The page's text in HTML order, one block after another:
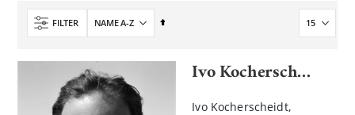
FILTER
In
Reihenfolge
Ivo Kocherscheidt
Ivo Kocherscheidt,